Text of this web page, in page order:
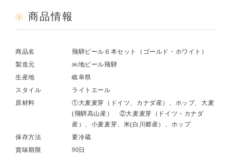
商品情報
商品名
飛騨ビール６本セット（ゴールド・ホワイト）
製造元
㈱地ビール飛騨
生産地
岐阜県
スタイル
ライトエール
原材料
①大麦麦芽（ドイツ、カナダ産）、ホップ、大麦
(飛騨高山産） ②大麦麦芽（ドイツ・カナダ
産）、小麦麦芽、米(白川郷産）、ホップ
保存方法
要冷蔵
賞味期限
90日